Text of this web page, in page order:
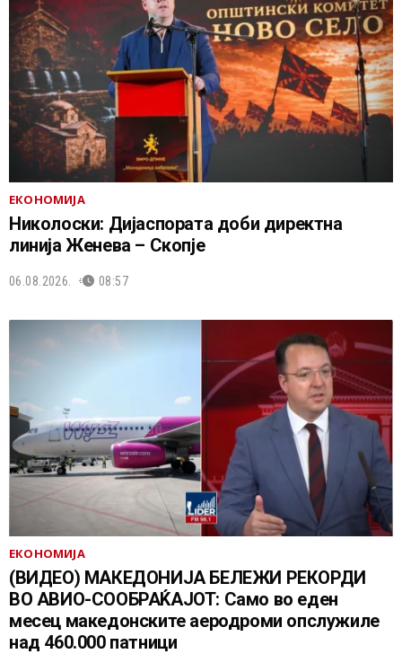
ЕКОНОМИЈА
Николоски: Дијаспората доби директна
линија Женева – Скопје
06.08.2026. 08:57
ЕКОНОМИЈА
(ВИДЕО) МАКЕДОНИЈА БЕЛЕЖИ РЕКОРДИ
ВО АВИО-СООБРАЌАЈОТ: Само во еден
месец македонските аеродроми опслужиле
над 460.000 патници